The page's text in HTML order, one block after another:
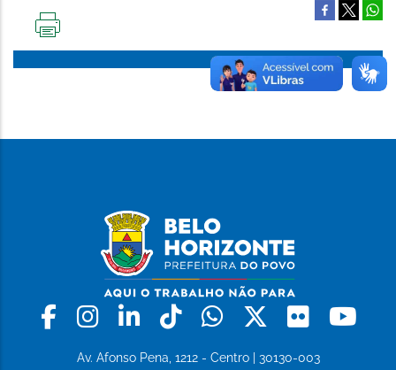
PÁGINA
Facebook
Instagram
LinkedinTiktokWhatsapp
X Flickr
Av. Afonso Pena, 1212 - Centro | 30130-003